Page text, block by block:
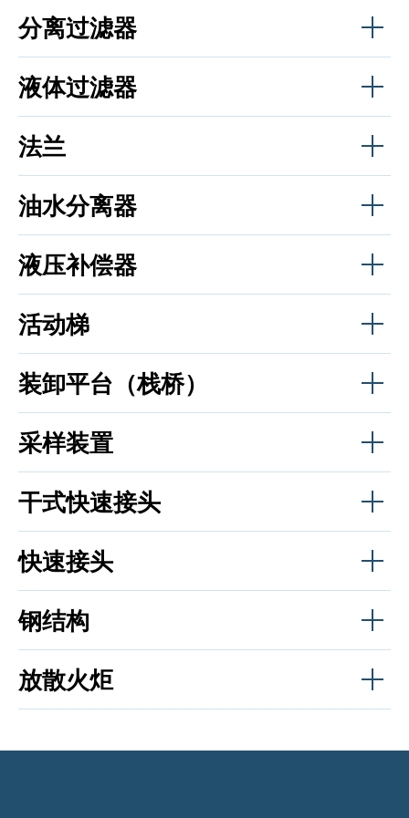
分离过滤器
液体过滤器
法兰
油水分离器
液压补偿器
活动梯
装卸平台（栈桥）
采样装置
干式快速接头
快速接头
钢结构
放散火炬